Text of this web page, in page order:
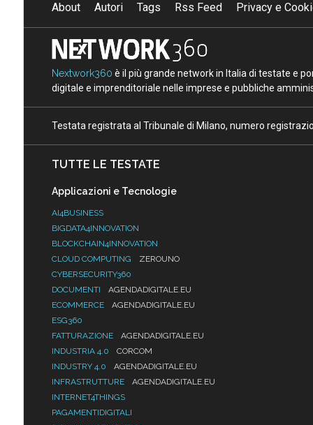
About Autori Tags Rss Feed Privacy e
Nextwork360 è il più grande network in Italia di testate e
digitale e imprenditoriale nelle imprese e pubbliche
Testata registrata al Tribunale di Milano, numero
TUTTE LE TESTATE
Applicazioni e Tecnologie
AI4BUSINESS
BIGDATA4INNOVATION
BLOCKCHAIN4INNOVATION
CLOUD COMPUTING
ZEROUNO
CYBERSECURITY360
DOCUMENTI
AGENDADIGITALE.EU
ECOMMERCE
AGENDADIGITALE.EU
ESG360
FATTURAZIONE
AGENDADIGITALE.EU
INDUSTRIA 4.0
CORCOM
INDUSTRY 4.0
AGENDADIGITALE.EU
INFRASTRUTTURE
AGENDADIGITALE.EU
INTERNET4THINGS
PAGAMENTIDIGITALI